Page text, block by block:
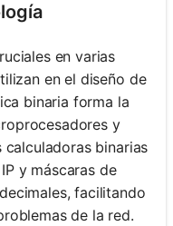
en varias
en el diseño de
binaria forma la
y
calculadoras binarias
y máscaras de
facilitando
de la red.